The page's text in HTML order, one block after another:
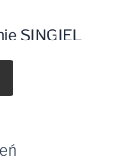
SINGIEL